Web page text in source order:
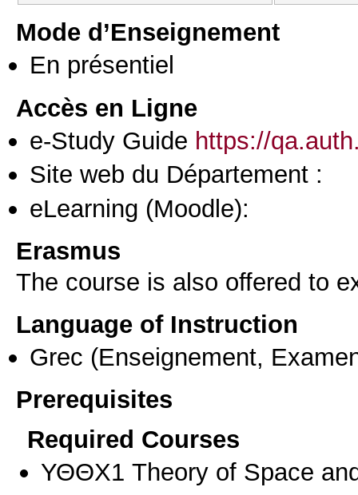
Mode d’Enseignement
En présentiel
Accès en Ligne
e-Study Guide https://
Site web du Département :
eLearning (Moodle):
Erasmus
The course is also offered to
Language of Instruction
Grec (Enseignement,
Prerequisites
Required Courses
ΥΘΘΧ1 Theory of Space